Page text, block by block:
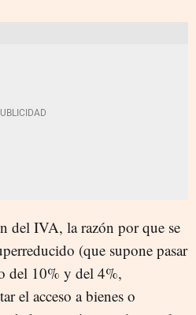
del IVA, la razón por que se
(que supone pasar
del 10% y del 4%,
el acceso a bienes o